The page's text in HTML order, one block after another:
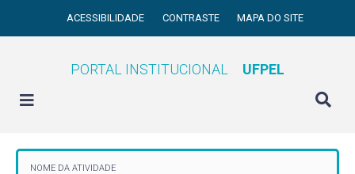
ACESSIBILIDADE CONTRASTE MAPA DO SITE
PORTAL INSTITUCIONAL UFPEL
NOME DA ATIVIDADE